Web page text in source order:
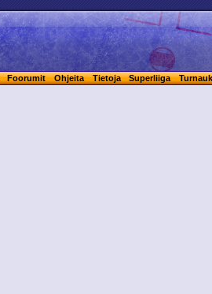
Foorumit Ohjeita Tietoja Superliiga